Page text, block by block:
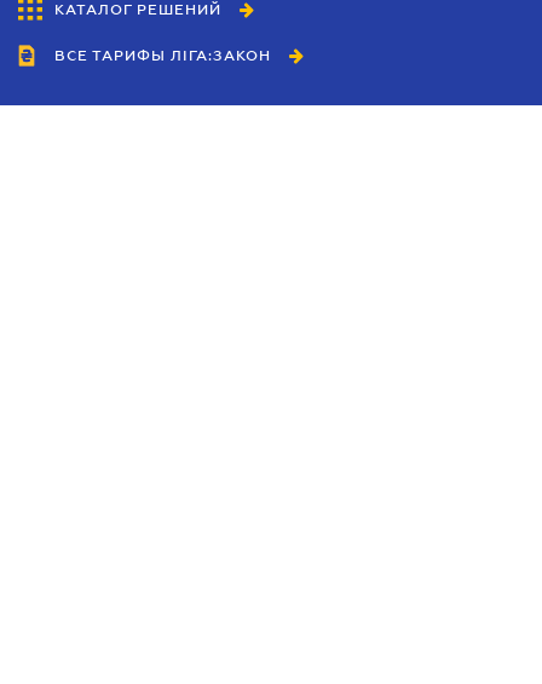
КАТАЛОГ РЕШЕНИЙ
ВСЕ ТАРИФЫ ЛІГА:ЗАКОН